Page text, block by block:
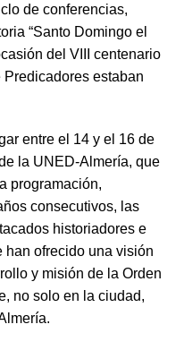
de conferencias,
“Santo Domingo el
del VIII centenario
estaban
entre el 14 y el 16 de
la UNED-Almería, que
programación,
consecutivos, las
historiadores e
han ofrecido una visión
y misión de la Orden
no solo en la ciudad,